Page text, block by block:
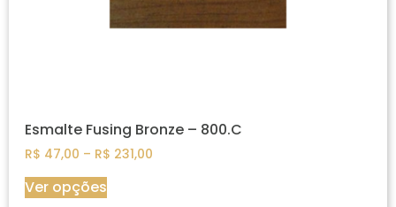
Esmalte Fusing Bronze – 800.C
R$ 47,00 – R$ 231,00
Ver opções